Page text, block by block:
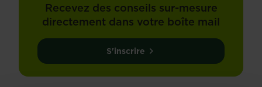
Recevez des conseils sur-mesure
directement dans votre boîte mail
S'inscrire